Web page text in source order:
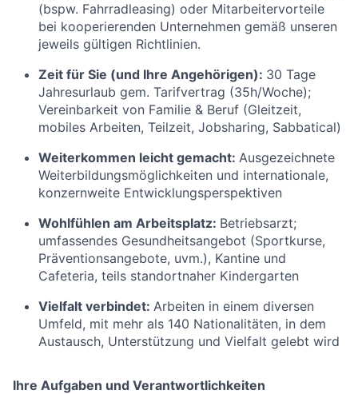
(bspw. Fahrradleasing) oder Mitarbeitervorteile
bei kooperierenden Unternehmen gemäß unseren
jeweils gültigen Richtlinien.
Zeit für Sie (und Ihre Angehörigen): 30 Tage
Jahresurlaub gem. Tarifvertrag (35h/Woche);
Vereinbarkeit von Familie & Beruf (Gleitzeit,
mobiles Arbeiten, Teilzeit, Jobsharing, Sabbatical)
Weiterkommen leicht gemacht: Ausgezeichnete
Weiterbildungsmöglichkeiten und internationale,
konzernweite Entwicklungsperspektiven
Wohlfühlen am Arbeitsplatz: Betriebsarzt;
umfassendes Gesundheitsangebot (Sportkurse,
Präventionsangebote, uvm.), Kantine und
Cafeteria, teils standortnaher Kindergarten
Vielfalt verbindet: Arbeiten in einem diversen
Umfeld, mit mehr als 140 Nationalitäten, in dem
Austausch, Unterstützung und Vielfalt gelebt wird
Ihre Aufgaben und Verantwortlichkeiten